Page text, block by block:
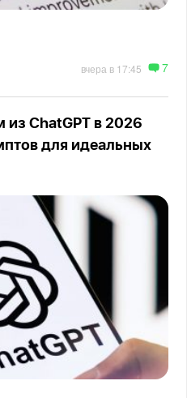
вчера в 17:45 7
ChatGPT в 2026
для идеальных